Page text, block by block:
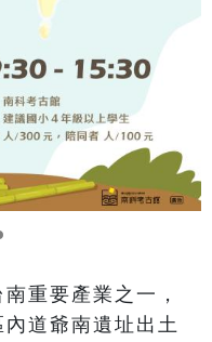
重要產業之一，
道爺南遺址出土